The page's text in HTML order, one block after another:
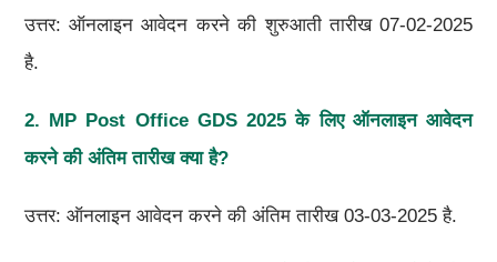
उत्तर: ऑनलाइन आवेदन करने की शुरुआती तारीख 07-02-2025
है.
2. MP Post Office GDS 2025के लिए ऑनलाइन आवेदन
करने की अंतिम तारीख क्या है?
उत्तर: ऑनलाइन आवेदन करने की अंतिम तारीख 03-03-2025 है.